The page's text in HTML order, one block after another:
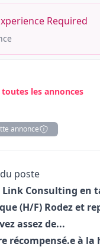
Required
les annonces
annonce
poste
Link Consulting en
(H/F) Rodez et
assez de...
récompensé.e à